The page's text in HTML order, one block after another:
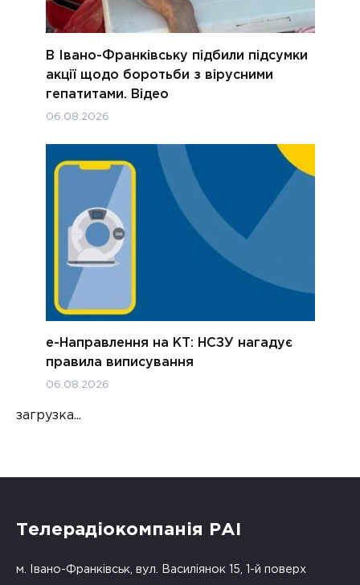
В Івано-Франківську підбили підсумки
акції щодо боротьби з вірусними
гепатитами. Відео
06.08.2026
е-Направлення на КТ: НСЗУ нагадує
правила виписування
06.08.2026
загрузка...
Телерадіокомпанія РАІ
м. Івано-Франківськ, вул. Василіянок 15, 1-й поверх